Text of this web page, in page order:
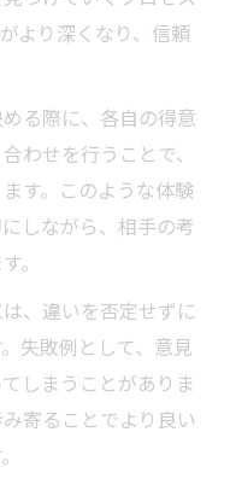
より深くなり、信頼
る際に、各自の得意
わせを行うことで、
す。このような体験
しながら、相手の考
。
、違いを否定せずに
失敗例として、意見
しまうことがありま
寄ることでより良い